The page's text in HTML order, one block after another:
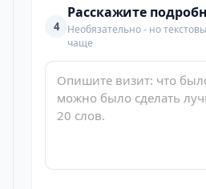
4
Расскажите
Необязательно - но
чаще